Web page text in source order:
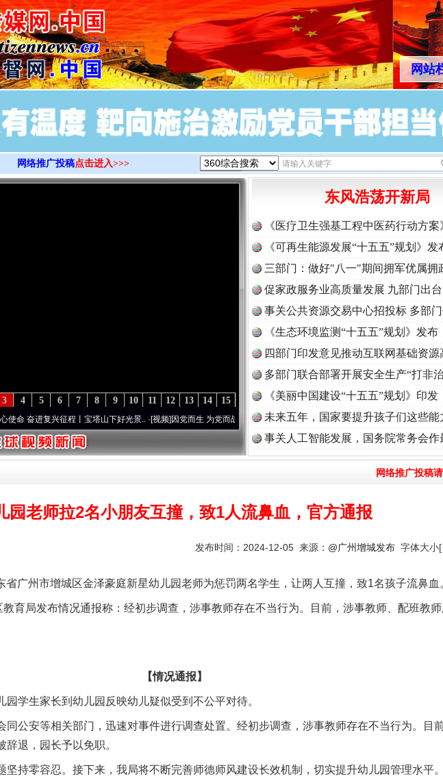
>
网站
网络推广投稿点击进入>>>
15
14
13
12
11
10
9
8
7
6
5
4
3
复兴征程丨宝塔山下好光景..·[视频]因党而生 为党而战——百年“纪”事⑧加强纪律..·[视频]牢记初心使命 奋进复兴征程丨“
东风浩荡开新局
《医疗卫生强基工程中医药行动方
《可再生能源发展“十五五”规划》发
三部门：做好"八一"期间拥军优属拥
促家政服务业高质量发展 九部门出
事关公共资源交易中心招投标 多部
《生态环境监测“十五五”规划》发
读
四部门印发意见推动互联网基础资源
多部门联合部署开展安全生产“打非
《美丽中国建设“十五五”规划》印发
未来五年，国家要提升孩子们这些能
事关人工智能发展，国务院常务会
网络推广投稿
园老师拉2名小朋友互撞，致1人流鼻血，官方通报
发布时间：2024-12-05 来源： @广州增城发布 字体大小[
州市增城区金泽豪庭新星幼儿园老师为惩罚两名学生，让两人互撞，致1名孩子流鼻血
局发布情况通报称：经初步调查，涉事教师存在不当行为。目前，涉事教师、配班教
【情况通报】
学生家长到幼儿园反映幼儿疑似受到不公平对待。
公安等相关部门，迅速对事件进行调查处置。经初步调查，涉事教师存在不当行为。目
退，园长予以免职。
零容忍。接下来，我局将不断完善师德师风建设长效机制，切实提升幼儿园管理水平。